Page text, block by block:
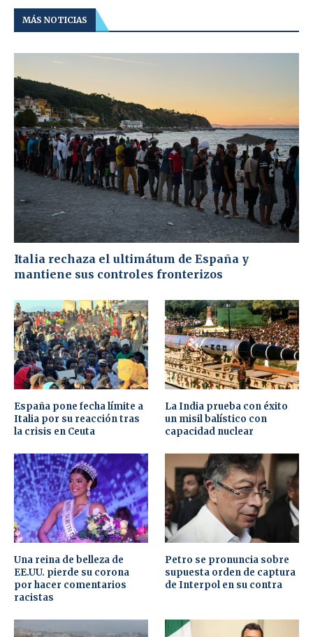
MÁS NOTICIAS
Italia rechaza el ultimátum de España y
mantiene sus controles fronterizos
España pone fecha límite a
Italia por su reacción tras
la crisis en Ceuta
La India prueba con éxito
un misil balístico con
capacidad nuclear
Una reina de belleza de
EE.UU. pierde su corona
por hacer comentarios
racistas
Petro se pronuncia sobre
supuesta orden de captura
de Interpol en su contra